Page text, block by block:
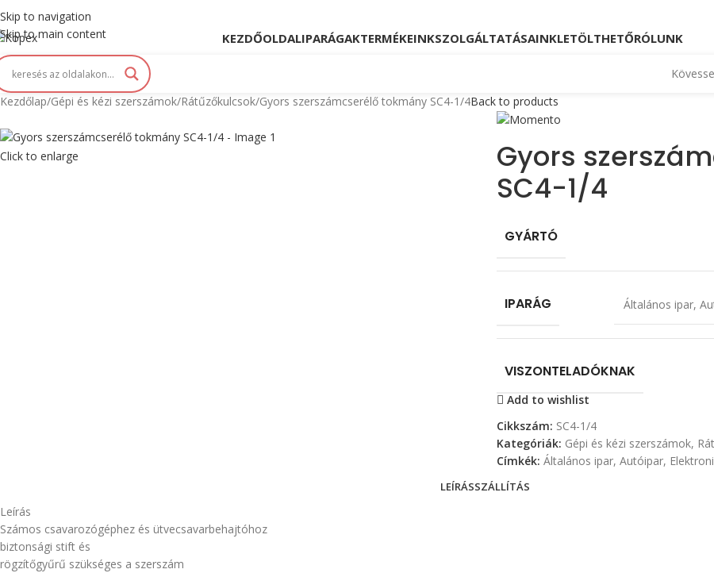
Skip to navigation
Skip to main content
Innováció és Tradíció kéz a kézben...
KEZDŐOLDALIPARÁGAKTERMÉKEINKSZOLGÁLTATÁSAINKLETÖLTHETŐRÓLUNK
Kezdőlap Gépi és kézi szerszámok Rátűzőkulcsok Gyors szerszámcserélő tokmány SC4-1/4Back to products
Click to enlarge
Gyors
SC4-1/4
GYÁRTÓ
IPARÁG Általános ipar,
VISZONTELADÓKNAK
Add to wishlist
Cikkszám: SC4-1/4
Kategóriák: Gépi és kézi szerszámok,
Címkék: Általános ipar, Autóipar,
LEÍRÁSSZÁLLÍTÁS
Leírás
Számos csavarozógéphez és ütvecsavarbehajtóhoz
biztonsági stift és
rögzítőgyűrű szükséges a szerszám